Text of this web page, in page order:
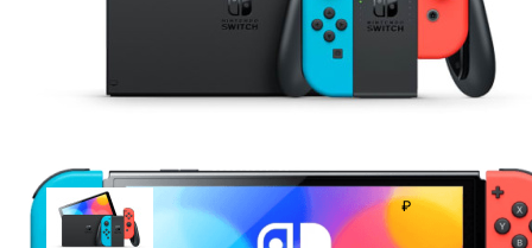
LEGO
Умный дом и безопасность
Задайте вопрос
в мессенджер
Кешбэк за
₽
Уточняйте